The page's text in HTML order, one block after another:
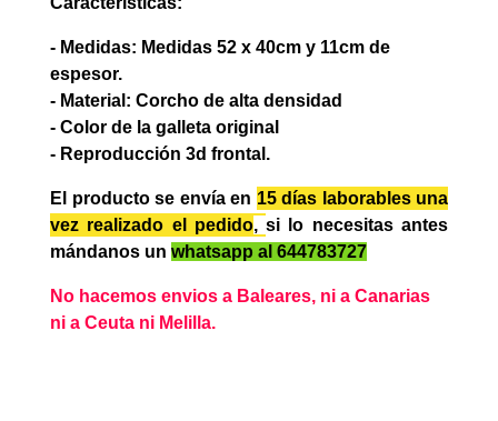
- Medidas: Medidas 52 x 40cm y 11cm de
espesor.
- Material: Corcho de alta densidad
- Color de la galleta original
- Reproducción 3d frontal.
El producto se envía en 15 días laborablesuna
vez realizado el pedido,si lo necesitas antes
mándanos un whatsapp al 644783727
No hacemos envios a Baleares, ni a Canarias
ni a Ceuta ni Melilla.